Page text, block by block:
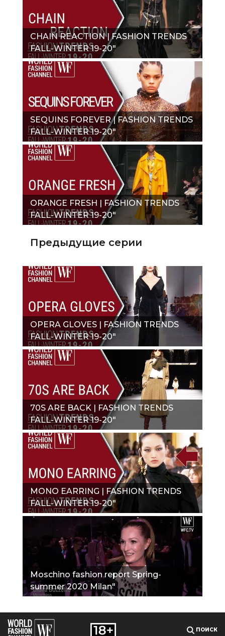
CHAIN REACTION | FASHION TRENDS
FALL-WINTER 19-20"
SEQUINS FOREVER | FASHION TRENDS
FALL-WINTER 19-20"
ORANGE FRESH | FASHION TRENDS
FALL-WINTER 19-20"
Предыдущие серии
OPERA GLOVES | FASHION TRENDS
FALL-WINTER 19-20"
70S ARE BACK | FASHION TRENDS
FALL-WINTER 19-20"
MONO EARRING | FASHION TRENDS
FALL-WINTER 19-20"
Moschino fashion report Spring-
summer 2020 Milan"
ПОИСК